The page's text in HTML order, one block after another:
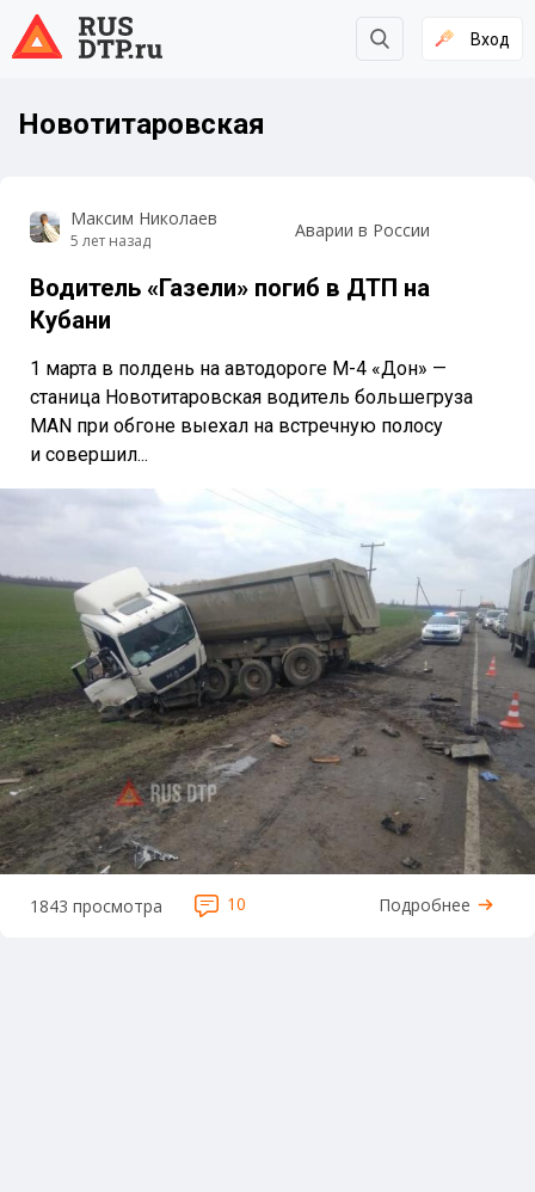
Вход
Новотитаровская
Максим Николаев
5 лет назад Аварии в России
Водитель «Газели» погиб в ДТП на
Кубани
1 марта в полдень на автодороге М-4 «Дон» —
станица Новотитаровская водитель большегруза
MAN при обгоне выехал на встречную полосу
и совершил...
1843 просмотра 10 Подробнее